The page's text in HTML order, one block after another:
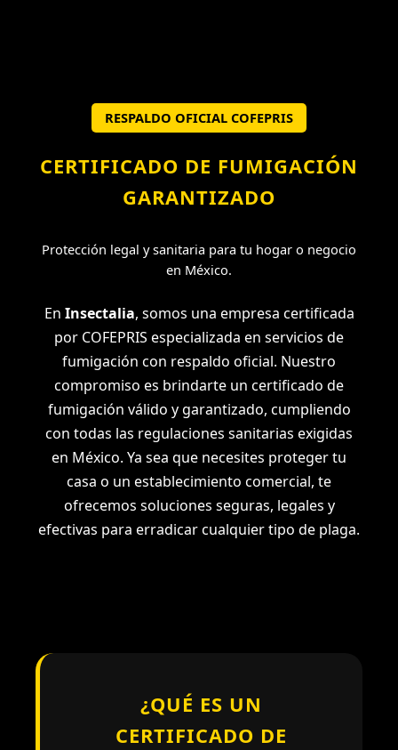
RESPALDO OFICIAL COFEPRIS
CERTIFICADO DE FUMIGACIÓN
GARANTIZADO
Protección legal y sanitaria para tu hogar o negocio
en México.
En Insectalia, somos una empresa certificada
por COFEPRIS especializada en servicios de
fumigación con respaldo oficial. Nuestro
compromiso es brindarte un certificado de
fumigación válido y garantizado, cumpliendo
con todas las regulaciones sanitarias exigidas
en México. Ya sea que necesites proteger tu
casa o un establecimiento comercial, te
ofrecemos soluciones seguras, legales y
efectivas para erradicar cualquier tipo de plaga.
¿QUÉ ES UN
CERTIFICADO DE